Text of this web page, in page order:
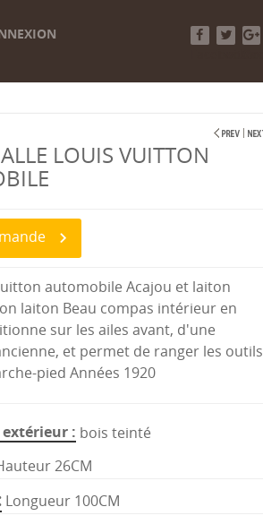
LOUIS VUITTON
automobile Acajou et laiton
laiton Beau compas intérieur en
sur les ailes avant, d'une
et permet de ranger les outils
pied Années 1920
extérieur
bois teinté
26CM
Longueur 100CM